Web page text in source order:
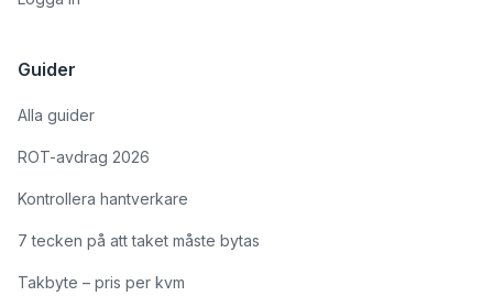
Guider
Alla guider
ROT-avdrag 2026
Kontrollera hantverkare
7 tecken på att taket måste bytas
Takbyte – pris per kvm